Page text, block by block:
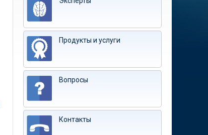
Продукты и услуги
Вопросы
Контакты